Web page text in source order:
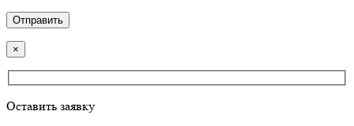
×
Оставить заявку